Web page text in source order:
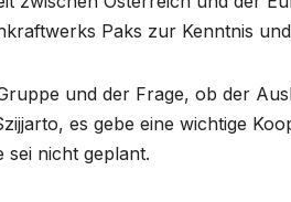
Paks zur Kenntnis
und der Frage, ob der
es gebe eine wichtige
sei nicht geplant.